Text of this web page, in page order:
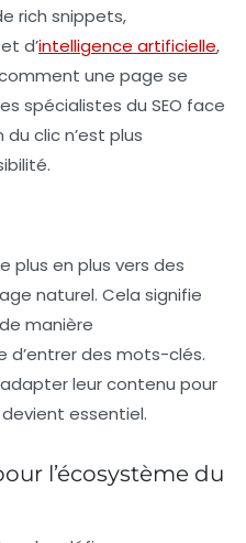
rich snippets,
d’intelligence artificielle,
une page se
spécialistes du SEO face
clic n’est plus
plus en plus vers des
naturel. Cela signifie
manière
d’entrer des mots-clés.
leur contenu pour
essentiel.
l’écosystème du